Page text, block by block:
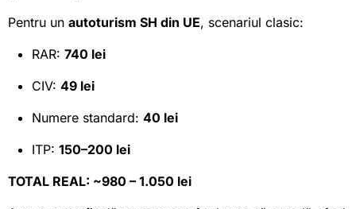
Pentru un autoturism SH din UE, scenariul clasic:
RAR: 740 lei
CIV: 49 lei
Numere standard: 40 lei
ITP: 150–200 lei
TOTAL REAL: ~980 – 1.050 lei